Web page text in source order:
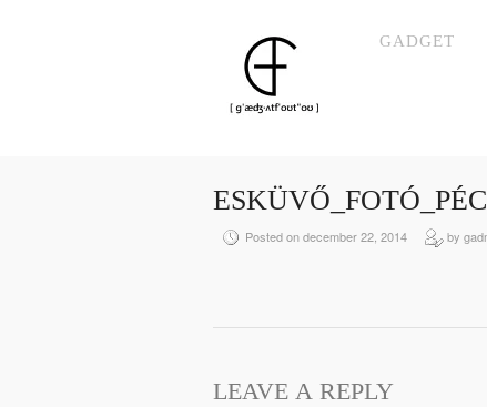
GADGET
Posted on december 22, 2014 by
LEAVE A REPLY